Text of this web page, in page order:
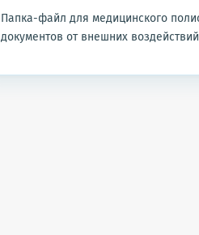
Папка-файл для медицинского
документов от внешних